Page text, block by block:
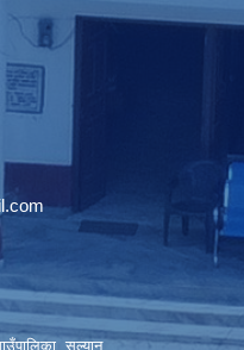
सल्यान